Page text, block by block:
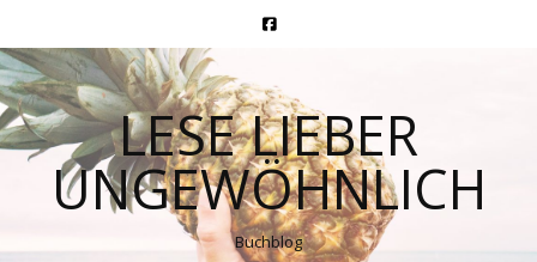
LESE LIEBER
UNGEWÖHNLICH
Buchblog